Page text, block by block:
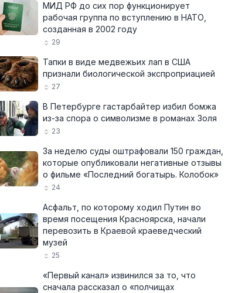
МИД РФ до сих пор функционирует
рабочая группа по вступлению в НАТО,
созданная в 2002 году
29
Тапки в виде медвежьих лап в США
признали биологической экспроприацией
27
В Петербурге гастарбайтер избил бомжа
из-за спора о символизме в романах Золя
23
За неделю суды оштрафовали 150 граждан,
которые опубликовали негативные отзывы
о фильме «Последний богатырь. Колобок»
24
Асфальт, по которому ходил Путин во
время посещения Красноярска, начали
перевозить в Краевой краеведческий
музей
25
«Первый канал» извинился за то, что
сначала рассказал о «полчищах